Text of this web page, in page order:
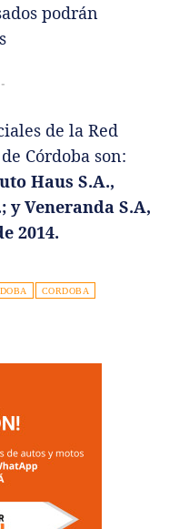
podrán
de la Red
Córdoba son:
Haus S.A.,
y Veneranda S.A,
2014.
CORDOBA